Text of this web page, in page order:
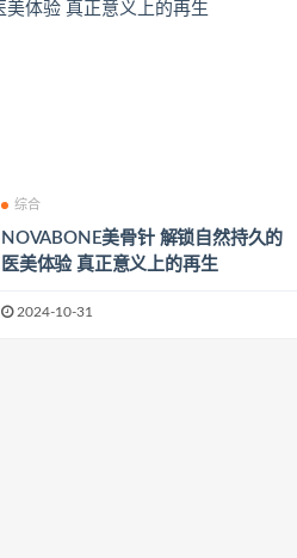
综合
NOVABONE美骨针 解锁自然持久的
医美体验 真正意义上的再生
2024-10-31